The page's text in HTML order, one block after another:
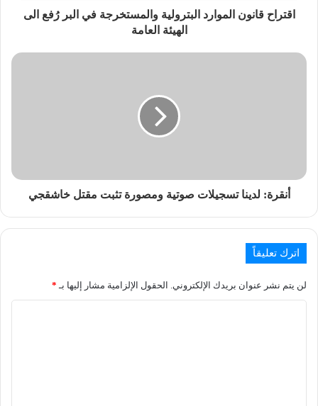
اقتراح قانون الموارد البترولية والمستخرجة في البر رُفع الى
الهيئة العامة
أنقرة: لدينا تسجيلات صوتية ومصورة تثبت مقتل خاشقجي
اترك تعليقاً
لن يتم نشر عنوان بريدك الإلكتروني. الحقول الإلزامية مشار إليها بـ *